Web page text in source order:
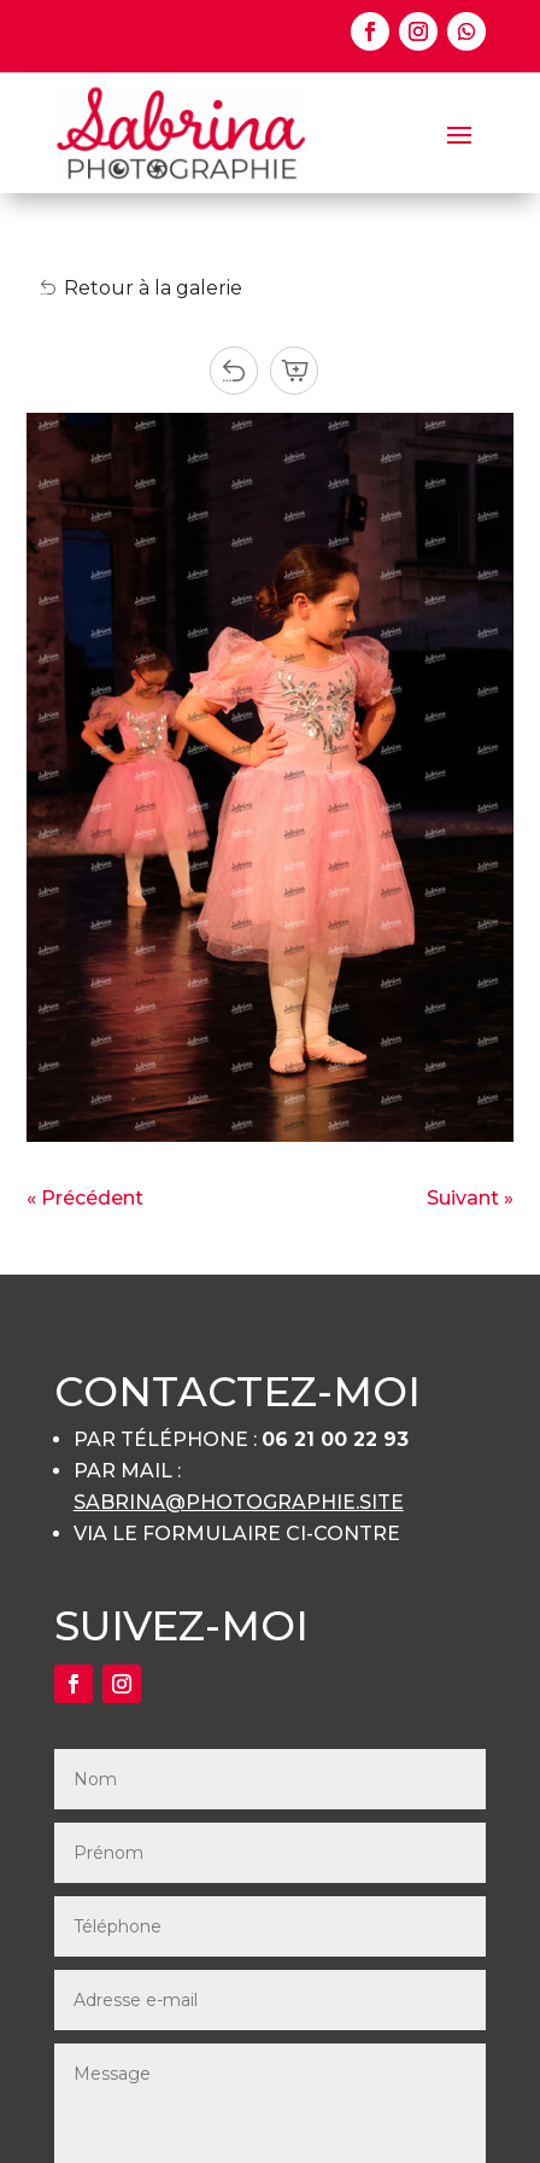
Retour à la galerie
« Précédent Suivant »
CONTACTEZ-MOI
PAR TÉLÉPHONE : 06 21 00 22 93
PAR MAIL :
SABRINA@PHOTOGRAPHIE.SITE
VIA LE FORMULAIRE CI-CONTRE
SUIVEZ-MOI